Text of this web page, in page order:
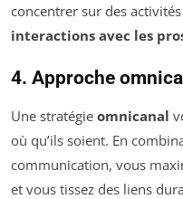
concentrer sur des
interactions avec les
4. Approche
Une stratégie omnicanal
où qu’ils soient. En
communication, vous
et vous tissez des liens